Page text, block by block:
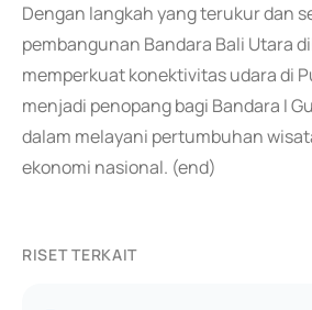
Dengan langkah yang terukur dan
pembangunan Bandara Bali Utara
memperkuat konektivitas udara di
menjadi penopang bagi Bandara I
dalam melayani pertumbuhan
ekonomi nasional. (end)
RISET TERKAIT